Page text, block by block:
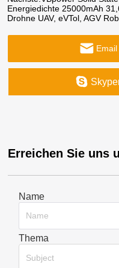
Energiedichte 25000mAh
Drohne UAV, eVTol, AGV
Email
Erreichen Sie uns
Name
Thema
Subject